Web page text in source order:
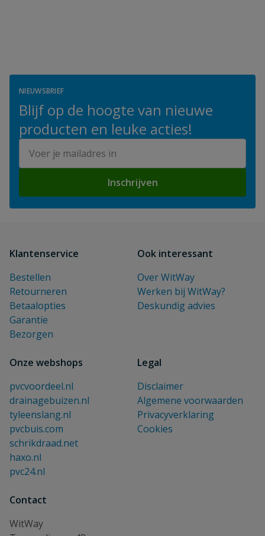
NIEUWSBRIEF
Blijf op de hoogte van nieuwe
producten en leuke acties!
Inschrijven
Klantenservice
Bestellen
Retourneren
Betaalopties
Garantie
Bezorgen
Ook interessant
Over WitWay
Werken bij WitWay?
Deskundig advies
Onze webshops
pvcvoordeel.nl
drainagebuizen.nl
tyleenslang.nl
pvcbuis.com
schrikdraad.net
haxo.nl
pvc24.nl
Legal
Disclaimer
Algemene voorwaarden
Privacyverklaring
Cookies
Contact
WitWay